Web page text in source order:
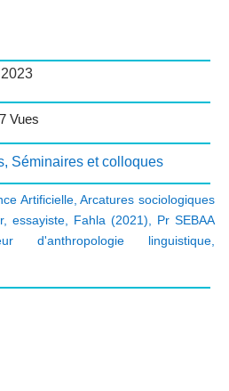
Vues
, Séminaires et colloques
Artificielle, Arcatures sociologiques
, essayiste, Fahla (2021)
Pr SEBAA
d'anthropologie linguistique,